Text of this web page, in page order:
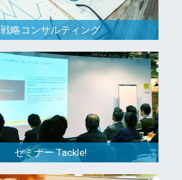
戦略コンサルティング
セミナー Tackle!